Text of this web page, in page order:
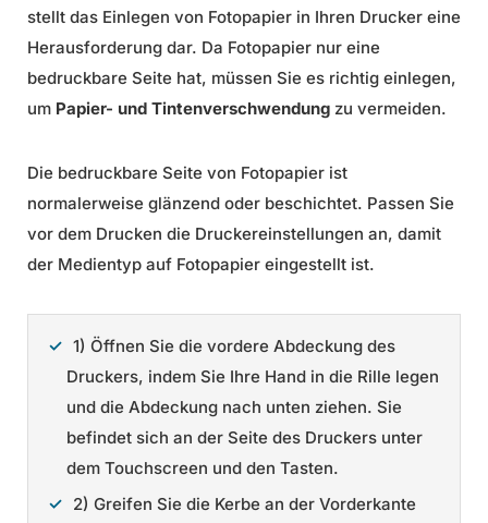
stellt das Einlegen von Fotopapier in Ihren Drucker eine
Herausforderung dar. Da Fotopapier nur eine
bedruckbare Seite hat, müssen Sie es richtig einlegen,
um Papier- und Tintenverschwendung zu vermeiden.
Die bedruckbare Seite von Fotopapier ist
normalerweise glänzend oder beschichtet. Passen Sie
vor dem Drucken die Druckereinstellungen an, damit
der Medientyp auf Fotopapier eingestellt ist.
1) Öffnen Sie die vordere Abdeckung des
Druckers, indem Sie Ihre Hand in die Rille legen
und die Abdeckung nach unten ziehen. Sie
befindet sich an der Seite des Druckers unter
dem Touchscreen und den Tasten.
2) Greifen Sie die Kerbe an der Vorderkante